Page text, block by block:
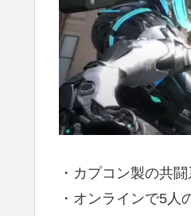
・カプコン製の共
・オンラインで5人